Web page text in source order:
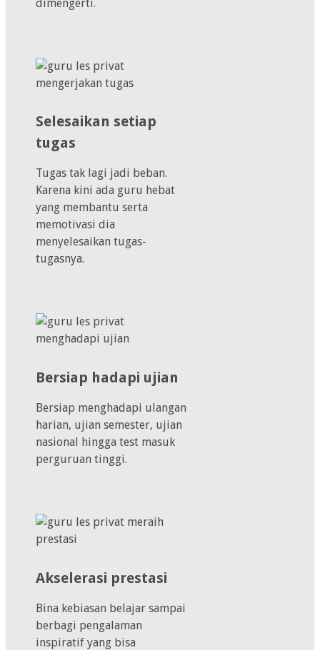
dimengerti.
Selesaikan setiap
tugas
Tugas tak lagi jadi beban.
Karena kini ada guru hebat
yang membantu serta
memotivasi dia
menyelesaikan tugas-
tugasnya.
Bersiap hadapi ujian
Bersiap menghadapi ulangan
harian, ujian semester, ujian
nasional hingga test masuk
perguruan tinggi.
Akselerasi prestasi
Bina kebiasan belajar sampai
berbagi pengalaman
inspiratif yang bisa